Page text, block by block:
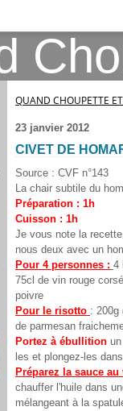
QUAND CHOUPETTE
23 janvier 2012
CIVET DE
Source : CVF n°143
La chair subtile du
Préparation : 1h
Cuisson : 1h
Je vous note la
nous deux avec un
Pour 4 personnes : 4
75cl de vin rouge
poivre
Pour le risotto : 200g
de parmesan
Portez à ébullition
les et plongez-les
Préparez la sauce au
chauffer l'huile dans
mélangeant à la